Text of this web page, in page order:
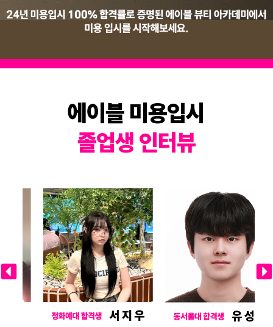
에이블 미용입시
졸업생 인터뷰